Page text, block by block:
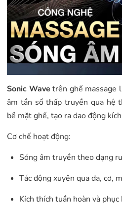
Sonic Wave trên ghế massage
âm tần số thấp truyền qua hệ
bề mặt ghế, tạo ra dao động
Cơ chế hoạt động:
Sóng âm truyền theo dạng
Tác động xuyên qua da, cơ,
Kích thích tuần hoàn và phục